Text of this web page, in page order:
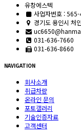
유창에스텍
사업자번호 :
경기도 용인시 처
031-636-7660
031-636-8660
NAVIGATION
회사소개
취급차량
온라인 문의
포토갤러리
기술인증자료
고객센터